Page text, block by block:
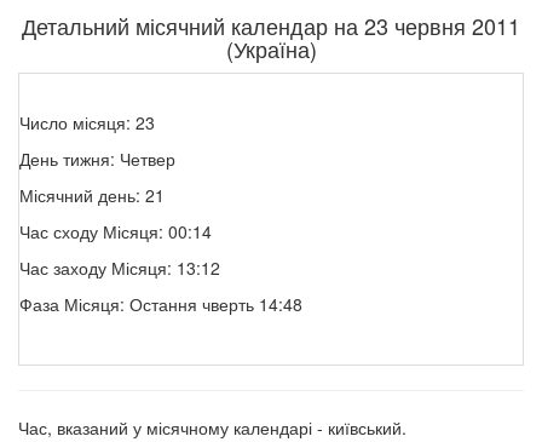
Детальний місячний календар на 23 червня 2011
(Україна)
Число місяця: 23
День тижня: Четвер
Місячний день: 21
Час сходу Місяця: 00:14
Час заходу Місяця: 13:12
Фаза Місяця: Остання чверть 14:48
Час, вказаний у місячному календарі - київський.